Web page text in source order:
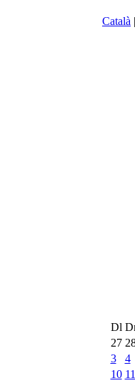
Català
Dl
27
3
4
10 11